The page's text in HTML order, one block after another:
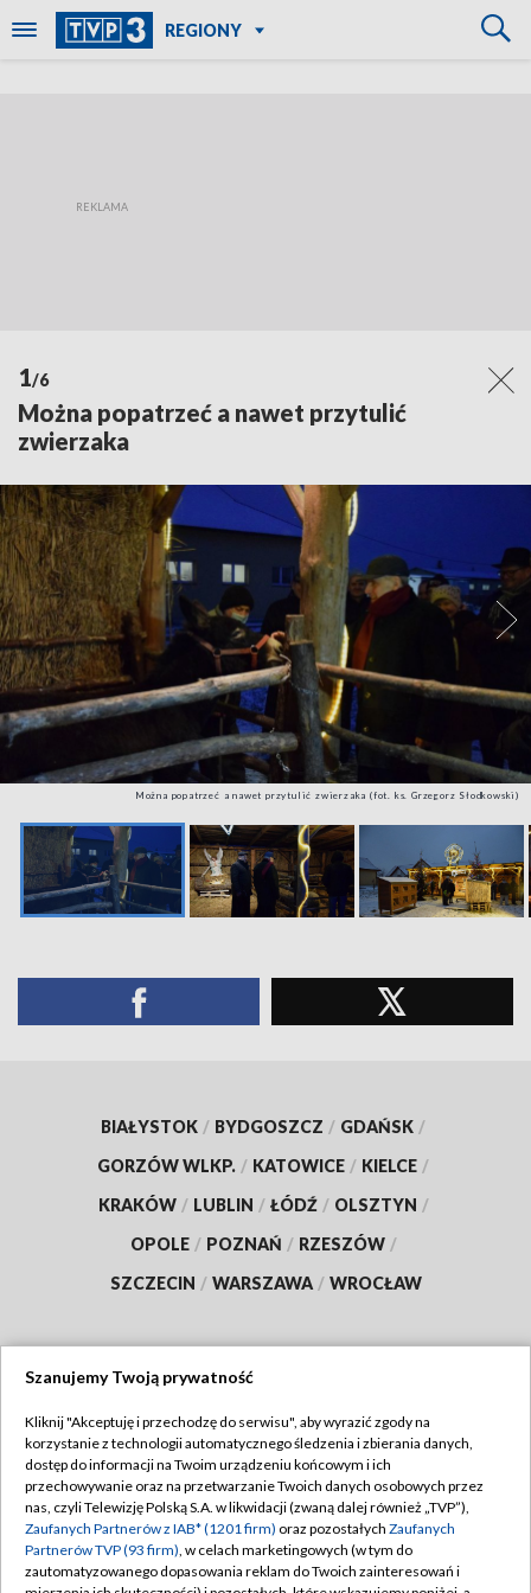
REGIONY
1/6
Można popatrzeć a nawet przytulić
zwierzaka
Można popatrzeć a nawet przytulić zwierzaka (fot. ks. Grzegorz Słodkowski)
BIAŁYSTOK / BYDGOSZCZ / GDAŃSK /
GORZÓW WLKP. / KATOWICE / KIELCE /
KRAKÓW / LUBLIN / ŁÓDŹ / OLSZTYN /
OPOLE / POZNAŃ / RZESZÓW /
SZCZECIN / WARSZAWA / WROCŁAW
TVP
Abonament TVP
Emisja w TVP
Centrum informacji TVP
Regulamin TVP
Polityka prywatności
Moje zgody
Szanujemy Twoją prywatność
Kliknij "Akceptuję i przechodzę do serwisu", aby wyrazić zgody na
korzystanie z technologii automatycznego śledzenia i zbierania danych,
dostęp do informacji na Twoim urządzeniu końcowym i ich
przechowywanie oraz na przetwarzanie Twoich danych osobowych przez
nas, czyli Telewizję Polską S.A. w likwidacji (zwaną dalej również „TVP”),
Zaufanych Partnerów z IAB* (1201 firm) oraz pozostałych Zaufanych
Partnerów TVP (93 firm), w celach marketingowych (w tym do
zautomatyzowanego dopasowania reklam do Twoich zainteresowań i